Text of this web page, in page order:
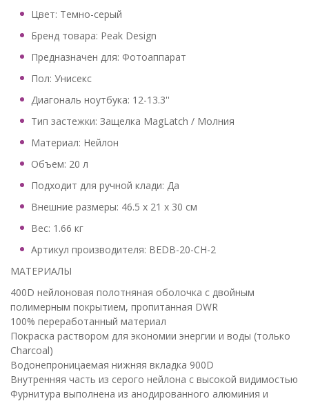
Цвет: Темно-серый
Бренд товара: Peak Design
Предназначен для: Фотоаппарат
Пол: Унисекс
Диагональ ноутбука: 12-13.3''
Тип застежки: Защелка MagLatch / Молния
Материал: Нейлон
Объем: 20 л
Подходит для ручной клади: Да
Внешние размеры: 46.5 x 21 x 30 см
Вес: 1.66 кг
Артикул производителя: BEDB-20-CH-2
МАТЕРИАЛЫ
400D нейлоновая полотняная оболочка с двойным
полимерным покрытием, пропитанная DWR
100% переработанный материал
Покраска раствором для экономии энергии и воды (только
Charcoal)
Водонепроницаемая нижняя вкладка 900D
Внутренняя часть из серого нейлона с высокой видимостью
Фурнитура выполнена из анодированного алюминия и